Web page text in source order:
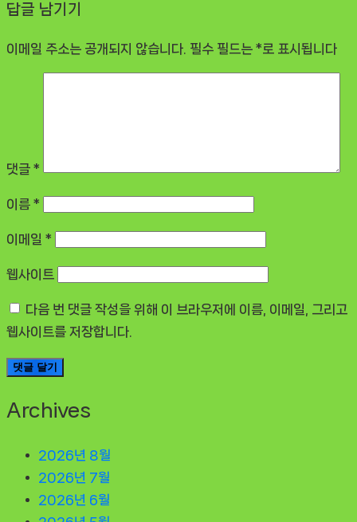
답글 남기기
이메일 주소는 공개되지 않습니다. 필수 필드는 *로 표시됩니다
댓글 *
이름 *
이메일 *
웹사이트
다음 번 댓글 작성을 위해 이 브라우저에 이름, 이메일, 그리고
웹사이트를 저장합니다.
Archives
2026년 8월
2026년 7월
2026년 6월